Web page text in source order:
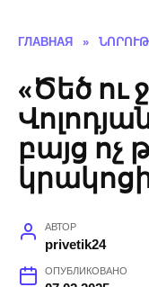
ГЛАВНАЯ »
«Ծեծ ու
բայց ոչ
АВТОР
privetik24
ОПУБЛИКОВАНО